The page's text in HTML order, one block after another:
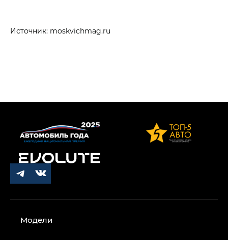
Источник: moskvichmag.ru
Модели